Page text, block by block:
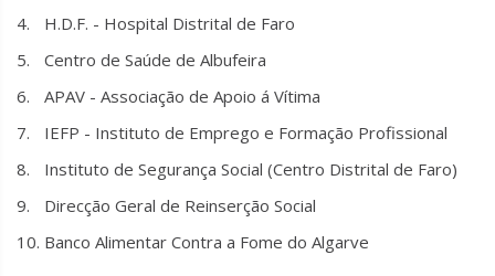
H.D.F. - Hospital Distrital de Faro
Centro de Saúde de Albufeira
APAV - Associação de Apoio á Vítima
IEFP - Instituto de Emprego e Formação Profissional
Instituto de Segurança Social (Centro Distrital de Faro)
Direcção Geral de Reinserção Social
Banco Alimentar Contra a Fome do Algarve